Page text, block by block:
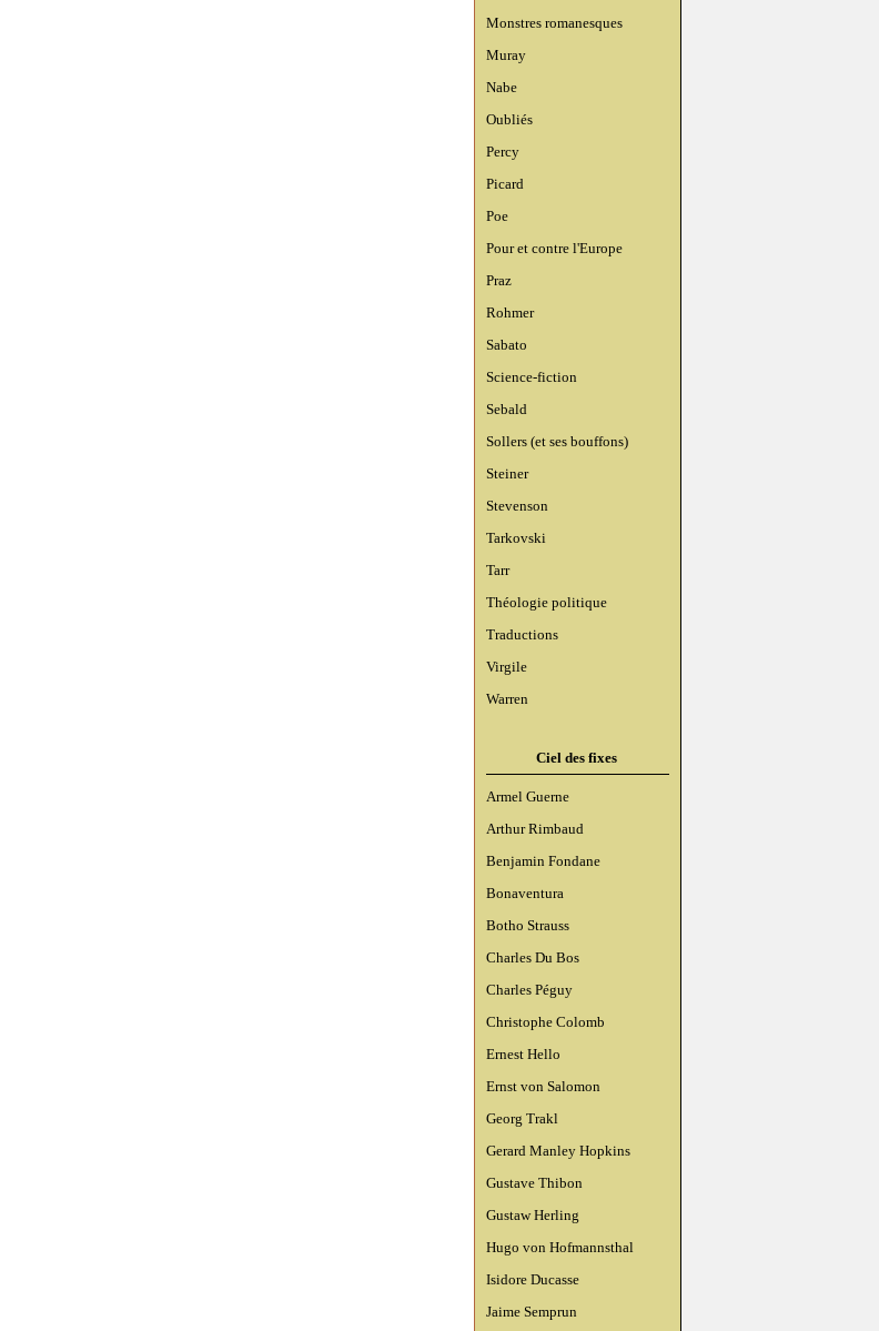
Monstres romanesques
Muray
Nabe
Oubliés
Percy
Picard
Poe
Pour et contre l'Europe
Praz
Rohmer
Sabato
Science-fiction
Sebald
Sollers (et ses bouffons)
Steiner
Stevenson
Tarkovski
Tarr
Théologie politique
Traductions
Virgile
Warren
Ciel des fixes
Armel Guerne
Arthur Rimbaud
Benjamin Fondane
Bonaventura
Botho Strauss
Charles Du Bos
Charles Péguy
Christophe Colomb
Ernest Hello
Ernst von Salomon
Georg Trakl
Gerard Manley Hopkins
Gustave Thibon
Gustaw Herling
Hugo von Hofmannsthal
Isidore Ducasse
Jaime Semprun